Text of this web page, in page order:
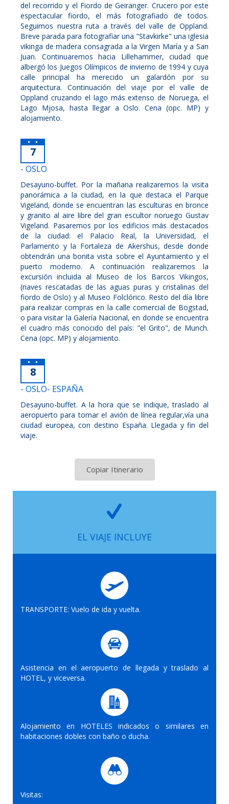
del recorrido y el Fiordo de Geiranger. Crucero por este
espectacular fiordo, el más fotografiado de todos.
Seguimos nuestra ruta a través del valle de Oppland.
Breve parada para fotografiar una "Stavkirke" una iglesia
vikinga de madera consagrada a la Virgen María y a San
Juan. Continuaremos hacia Lillehammer, ciudad que
albergó los Juegos Olímpicos de invierno de 1994 y cuya
calle principal ha merecido un galardón por su
arquitectura. Continuación del viaje por el valle de
Oppland cruzando el lago más extenso de Noruega, el
Lago Mjosa, hasta llegar a Oslo. Cena (opc. MP) y
alojamiento.
7
- OSLO
Desayuno-buffet. Por la mañana realizaremos la visita
panorámica a la ciudad, en la que destaca el Parque
Vigeland, donde se encuentran las esculturas en bronce
y granito al aire libre del gran escultor noruego Gustav
Vigeland. Pasaremos por los edificios más destacados
de la ciudad: el Palacio Real, la Universidad, el
Parlamento y la Fortaleza de Akershus, desde donde
obtendrán una bonita vista sobre el Ayuntamiento y el
puerto moderno. A continuación realizaremos la
excursión incluida al Museo de los Barcos Vikingos,
(naves rescatadas de las aguas puras y cristalinas del
fiordo de Oslo) y al Museo Folclórico. Resto del día libre
para realizar compras en la calle comercial de Bogstad,
o para visitar la Galería Nacional, en donde se encuentra
el cuadro más conocido del país: "el Grito", de Munch.
Cena (opc. MP) y alojamiento.
8
- OSLO- ESPAÑA
Desayuno-buffet. A la hora que se indique, traslado al
aeropuerto para tomar el avión de línea regular,vía una
ciudad europea, con destino España. Llegada y fin del
viaje.
Copiar Itinerario
EL VIAJE INCLUYE
TRANSPORTE: Vuelo de ida y vuelta.
Asistencia en el aeropuerto de llegada y traslado al
HOTEL, y viceversa.
Alojamiento en HOTELES indicados o similares en
habitaciones dobles con baño o ducha.
Visitas: